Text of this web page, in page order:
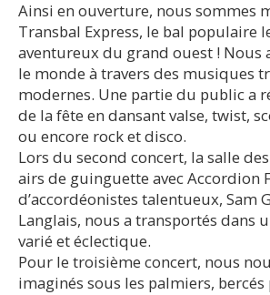
Ainsi en ouverture, nous sommes
Transbal Express, le bal populaire
aventureux du grand ouest ! Nous
le monde à travers des musiques
modernes. Une partie du public a
de la fête en dansant valse, twist,
ou encore rock et disco.
Lors du second concert, la salle
airs de guinguette avec Accordion
d’accordéonistes talentueux, Sam
Langlais, nous a transportés dans
varié et éclectique.
Pour le troisième concert, nous
imaginés sous les palmiers,